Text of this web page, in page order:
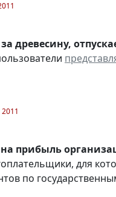
древесину,
прибыль
для
по